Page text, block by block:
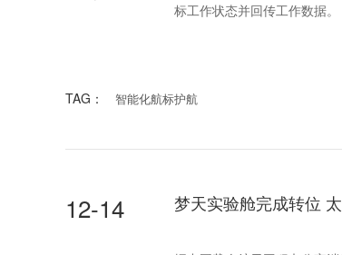
标工作状态并回传工作数据。
TAG： 智能化航标护航
12-14 梦天实验舱完成转位